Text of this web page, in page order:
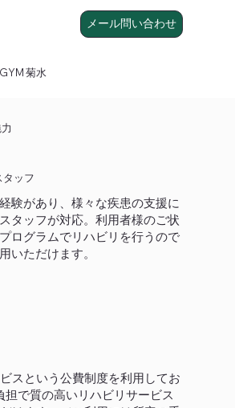
メール問い合わせ
タッフ
験があり、様々な疾患の支援に
タッフが対応。利用者様のご状
ログラムでリハビリを行うので
いただけます。​
スという公費制度を利用してお
担で質の高いリハビリサービス
菊水